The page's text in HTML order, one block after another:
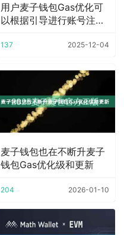
用户麦子钱包Gas优化可
以根据引导进行账号注册
137 2025-12-04
麦子钱包也在不断升麦子
钱包Gas优化级和更新
204 2026-01-10